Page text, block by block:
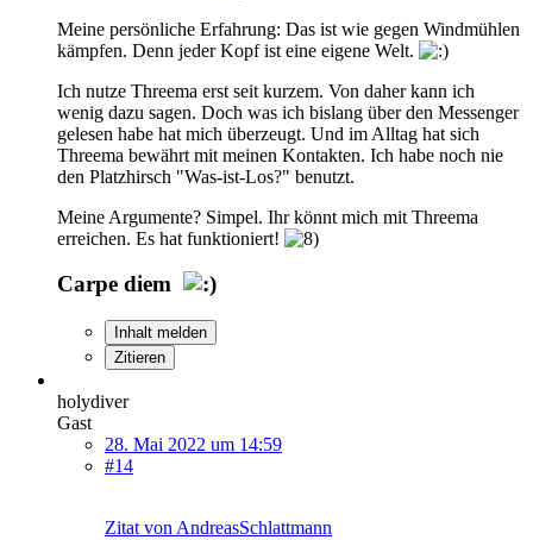
Meine persönliche Erfahrung: Das ist wie gegen Windmühlen
kämpfen. Denn jeder Kopf ist eine eigene Welt.
Ich nutze Threema erst seit kurzem. Von daher kann ich
wenig dazu sagen. Doch was ich bislang über den Messenger
gelesen habe hat mich überzeugt. Und im Alltag hat sich
Threema bewährt mit meinen Kontakten. Ich habe noch nie
den Platzhirsch "Was-ist-Los?" benutzt.
Meine Argumente? Simpel. Ihr könnt mich mit Threema
erreichen. Es hat funktioniert!
Carpe diem
Inhalt melden
Zitieren
holydiver
Gast
28. Mai 2022 um 14:59
#14
Zitat von AndreasSchlattmann